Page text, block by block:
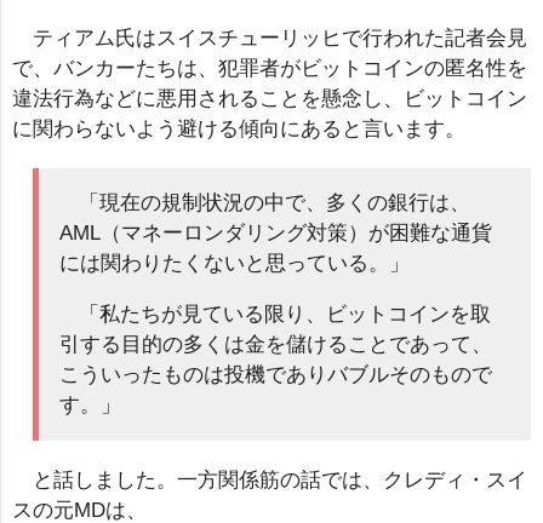
ティアム氏はスイスチューリッヒで行われた記者会見
で、バンカーたちは、犯罪者がビットコインの匿名性を
違法行為などに悪用されることを懸念し、ビットコイン
に関わらないよう避ける傾向にあると言います。
「現在の規制状況の中で、多くの銀行は、
AML（マネーロンダリング対策）が困難な通貨
には関わりたくないと思っている。」
「私たちが見ている限り、ビットコインを取
引する目的の多くは金を儲けることであって、
こういったものは投機でありバブルそのもので
す。」
と話しました。一方関係筋の話では、クレディ・スイ
スの元MDは、